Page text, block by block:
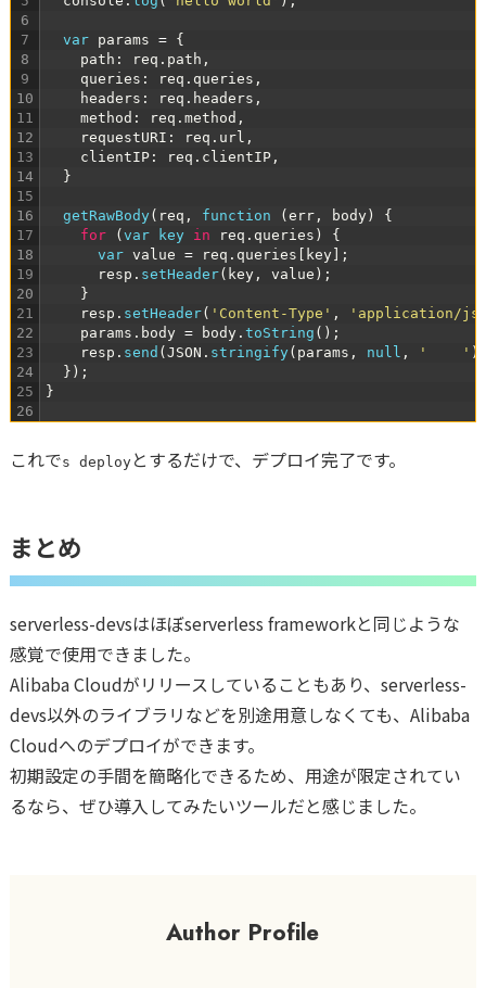
6
7
8
9
10
11
12
13
14
15
16
17
18
19
20
21
22
23
24
25
26
var params =
{
path : req . path ,
queries : req . queries ,
headers : req . headers ,
method : req . method ,
requestURI : req . url ,
clientIP: req . clientIP,
}
getRawBody ( req , function ( err, body)
{
for
( var key in req . queries )
{
var value = req . queries key]
;
resp . setHeader( key, value ) ;
}
resp . setHeader( 'Content-Type' ,
'application/
params . body = body. toString ( ) ;
resp . send ( JSON . stringify ( params , null , '    ' )
} ) ;
}
これでs deployとするだけで、デプロイ完了です。
まとめ
serverless-devsはほぼserverless frameworkと同じような
感覚で使用できました。
Alibaba Cloudがリリースしていることもあり、serverless-
devs以外のライブラリなどを別途用意しなくても、Alibaba
Cloudへのデプロイができます。
初期設定の手間を簡略化できるため、用途が限定されてい
るなら、ぜひ導入してみたいツールだと感じました。
Author Profile